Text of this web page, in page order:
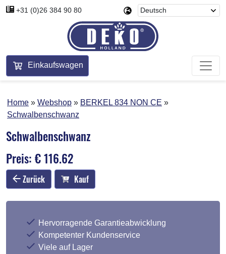
+31 (0)26 384 90 80
Einkaufswagen
Home Webshop
BERKEL 834 NON CE
Schwalbenschwanz
Schwalbenschwanz
Preis: € 116.62
Zurück Kauf
Hervorragende Garantieabwicklung
Kompetenter Kundenservice
Viele auf Lager